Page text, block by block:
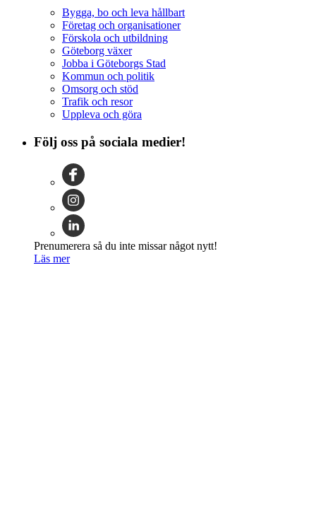
Bygga, bo och leva hållbart
Företag och organisationer
Förskola och utbildning
Göteborg växer
Jobba i Göteborgs Stad
Kommun och politik
Omsorg och stöd
Trafik och resor
Uppleva och göra
Följ oss på sociala medier!
Prenumerera så du inte missar något nytt!
Läs mer